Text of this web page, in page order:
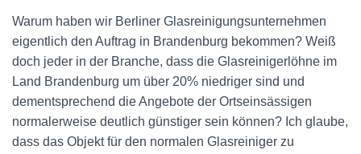
Warum haben wir Berliner Glasreinigungsunternehmen
eigentlich den Auftrag in Brandenburg bekommen? Weiß
doch jeder in der Branche, dass die Glasreinigerlöhne im
Land Brandenburg um über 20% niedriger sind und
dementsprechend die Angebote der Ortseinsässigen
normalerweise deutlich günstiger sein können? Ich glaube,
dass das Objekt für den normalen Glasreiniger zu